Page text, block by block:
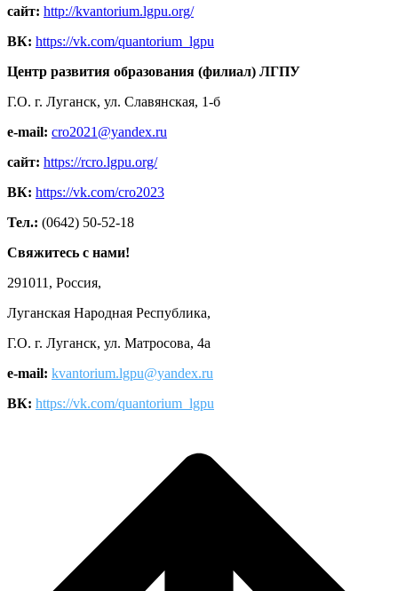
сайт: http://kvantorium.lgpu.org/
ВК: https://vk.com/quantorium_lgpu
Центр развития образования (филиал) ЛГПУ
Г.О. г. Луганск, ул. Славянская, 1-б
e-mail: cro2021@yandex.ru
сайт: https://rcro.lgpu.org/
ВК: https://vk.com/cro2023
Тел.: (0642) 50-52-18
Свяжитесь с нами!
291011, Россия,
Луганская Народная Республика,
Г.О. г. Луганск, ул. Матросова, 4а
e-mail: kvantorium.lgpu@yandex.ru
ВК: https://vk.com/quantorium_lgpu